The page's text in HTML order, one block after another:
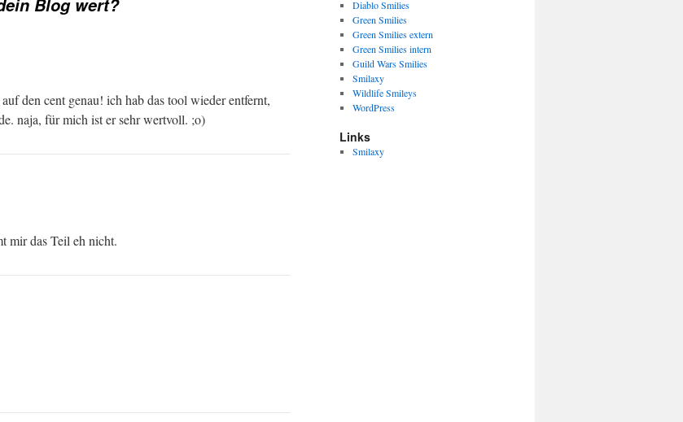
Blog wert?
den cent genau! ich hab das tool wieder entfernt,
naja, für mich ist er sehr wertvoll. ;o)
mir das Teil eh nicht.
Diablo Smilies
Green Smilies
Green Smilies extern
Green Smilies intern
Guild Wars Smilies
Smilaxy
Wildlife Smileys
WordPress
Links
Smilaxy